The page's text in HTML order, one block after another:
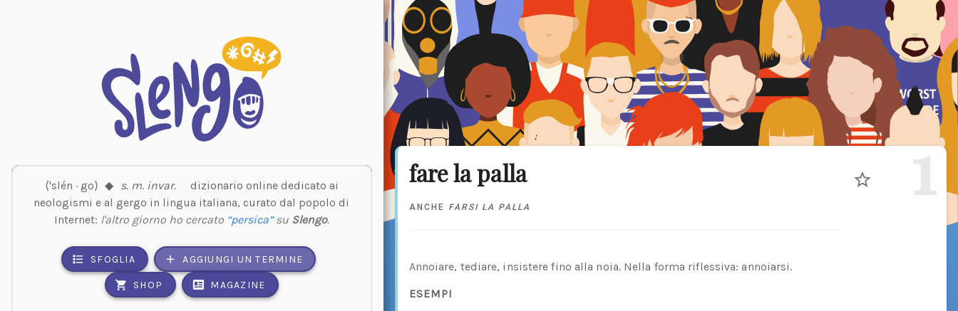
⟨'slén · go⟩ ◆ s. m. invar.
dizionario online dedicato ai
neologismi e al gergo in lingua italiana, curato dal popolo di
Internet: l'altro giorno ho cercato “persica”su Slengo.
SFOGLIA AGGIUNGI UN TERMINE
SHOP MAGAZINE
fare la palla
ANCHE FARSI LA PALLA 1
Annoiare, tediare, insistere fino alla noia. Nella forma riflessiva: annoiarsi.
ESEMPI